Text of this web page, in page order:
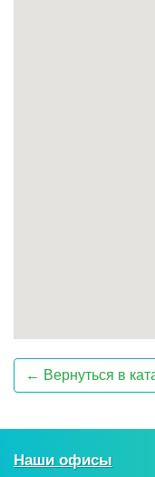
← Вернуться в
Наши офисы